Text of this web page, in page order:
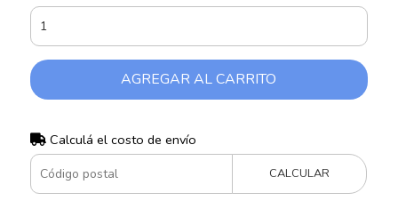
AGREGAR AL CARRITO
Calculá el costo de envío
CALCULAR